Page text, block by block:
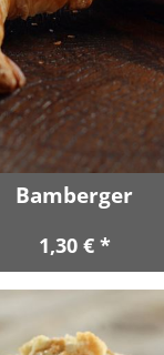
Bamberger
1,30 € *